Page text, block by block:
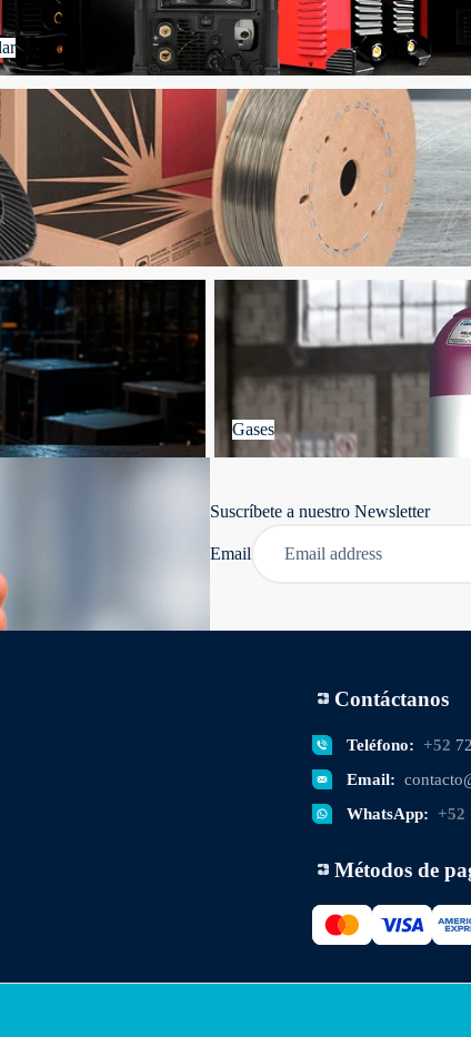
Gases
Suscríbete a nuestro Newsletter
Email
Contáctanos
Teléfono: +52
Email:
WhatsApp:
+52
Métodos de